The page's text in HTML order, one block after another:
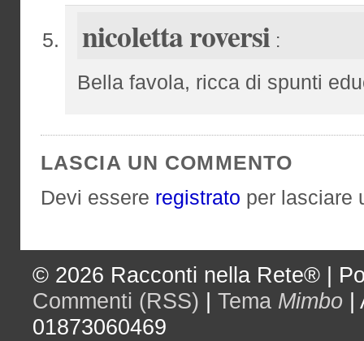
nicoletta roversi :
Bella favola, ricca di spunti
LASCIA UN COMMENTO
Devi essere registrato per lasciare
© 2026 Racconti nella Rete® |
Commenti (RSS) | Tema Mimbo |
01873060469